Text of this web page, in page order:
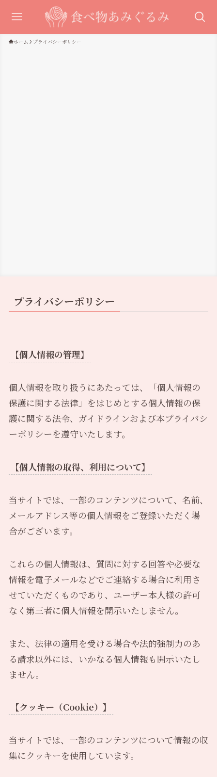
ホーム プライバシーポリシー
プライバシーポリシー
【個人情報の管理】
個人情報を取り扱うにあたっては、「個人情報の
保護に関する法律」をはじめとする個人情報の保
護に関する法令、ガイドラインおよび本プライバシ
ーポリシーを遵守いたします。
【個人情報の取得、利用について】
当サイトでは、一部のコンテンツについて、名前、
メールアドレス等の個人情報をご登録いただく場
合がございます。
これらの個人情報は、質問に対する回答や必要な
情報を電子メールなどでご連絡する場合に利用さ
せていただくものであり、ユーザー本人様の許可
なく第三者に個人情報を開示いたしません。
また、法律の適用を受ける場合や法的強制力のあ
る請求以外には、いかなる個人情報も開示いたし
ません。
【クッキー（Cookie）】
当サイトでは、一部のコンテンツについて情報の収
集にクッキーを使用しています。